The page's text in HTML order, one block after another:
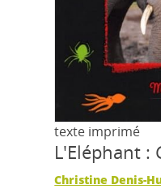
texte imprimé
L'Eléphant :
Christine Denis-